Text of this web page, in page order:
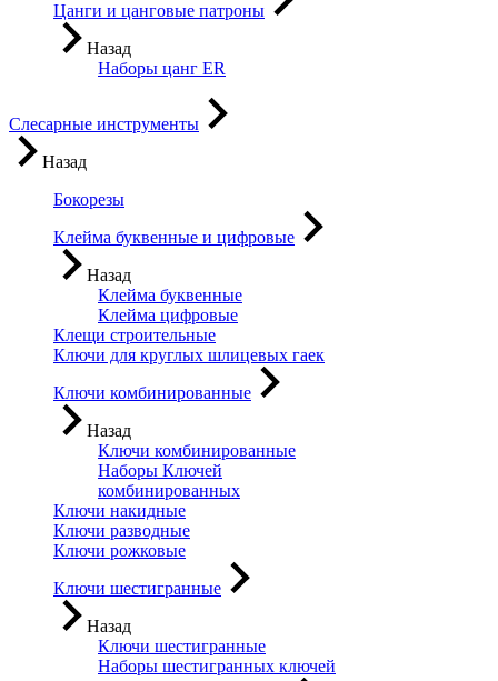
Цанги и цанговые патроны
Назад
Наборы цанг ER
Слесарные инструменты
Назад
Бокорезы
Клейма буквенные и цифровые
Назад
Клейма буквенные
Клейма цифровые
Клещи строительные
Ключи для круглых шлицевых гаек
Ключи комбинированные
Назад
Ключи комбинированные
Наборы Ключей
комбинированных
Ключи накидные
Ключи разводные
Ключи рожковые
Ключи шестигранные
Назад
Ключи шестигранные
Наборы шестигранных ключей